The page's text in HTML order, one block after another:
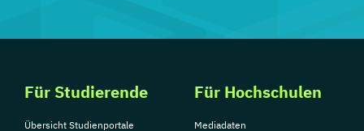
Für Studierende
Übersicht Studienportale
Für Hochschulen
Mediadaten